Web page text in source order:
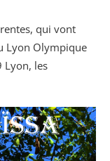
qui vont
Lyon Olympique
Lyon, les